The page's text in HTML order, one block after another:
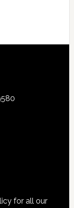
for all our